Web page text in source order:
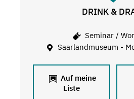
DRINK &
Seminar /
Saarlandmuseum -
Auf meine
Liste